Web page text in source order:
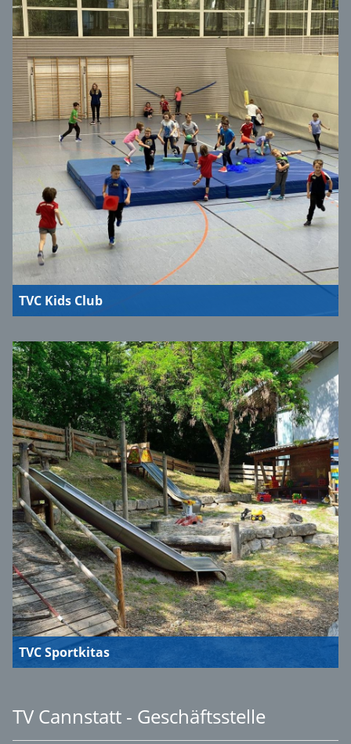
TVC Kids Club
TVC Sportkitas
TV Cannstatt - Geschäftsstelle